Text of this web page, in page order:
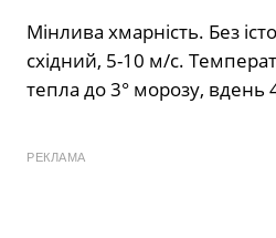
Мінлива хмарність. Без
східний, 5-10 м/с.
тепла до 3° морозу, вдень
РЕКЛАМА